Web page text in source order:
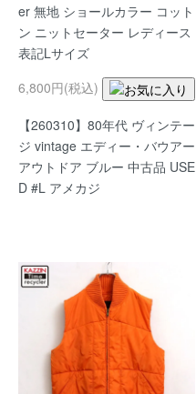
er 無地 ショールカラー コット
ン ニットセーター レディース
表記Lサイズ
6,800円(税込)
【260310】80年代 ヴィンテー
ジ vintage エディー・バウアー
アウトドア ブルー 中古品 USE
D #L アメカジ